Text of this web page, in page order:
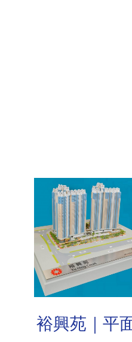
裕興苑｜平